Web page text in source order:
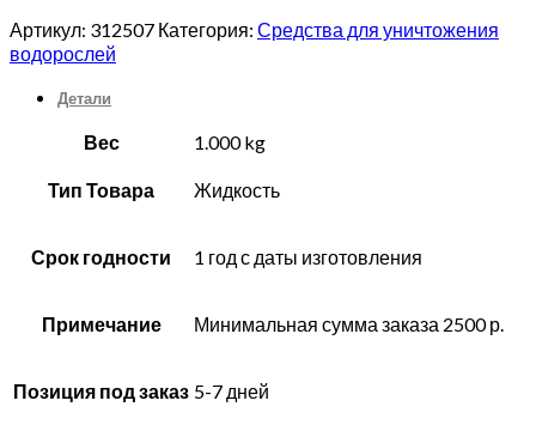
Артикул: 312507 Категория: Средства для уничтожения
водорослей
Детали
Вес 1.000 kg
Тип Товара Жидкость
Срок годности 1 год с даты изготовления
Примечание Минимальная сумма заказа 2500 р.
Позиция под заказ 5-7 дней